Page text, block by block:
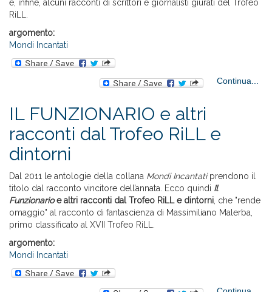
e, infine, alcuni racconti di scrittori e giornalisti giurati del Trofeo
RiLL.
argomento:
Mondi Incantati
Continua...
IL FUNZIONARIO e altri
racconti dal Trofeo RiLL e
dintorni
Dal 2011 le antologie della collana Mondi Incantatiprendono il
titolo dal racconto vincitore dell’annata. Ecco quindi Il
Funzionarioe altri racconti dal Trofeo RiLL e dintorni , che "rende
omaggio" al racconto di fantascienza di Massimiliano Malerba,
primo classificato al XVII Trofeo RiLL.
argomento:
Mondi Incantati